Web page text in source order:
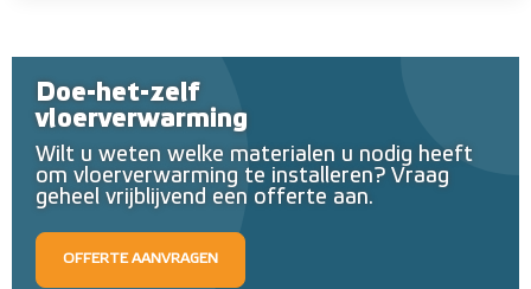
Doe-het-zelf
vloerverwarming
Wilt u weten welke materialen u nodig heeft
om vloerverwarming te installeren? Vraag
geheel vrijblijvend een offerte aan.
OFFERTE AANVRAGEN